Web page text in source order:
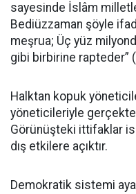
sayesinde İslâm
Bediüzzaman şöyle
meşrua; Üç yüz
gibi birbirine rapteder”
Halktan kopuk
yöneticileriyle
Görünüşteki ittifaklar
dış etkilere açıktır.
Demokratik sistemi